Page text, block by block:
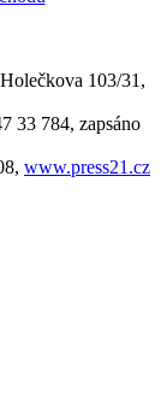
103/31,
33 784, zapsáno
www.press21.cz